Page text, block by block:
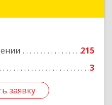
215
3
заявку
Подробнее
заявку